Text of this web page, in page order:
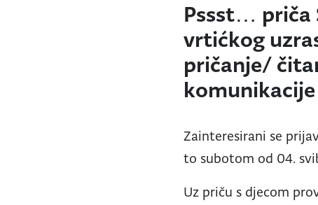
Pssst… priča
vrtićkog
pričanje/
Zainteresirani se
to subotom od 04.
Uz priču s djecom